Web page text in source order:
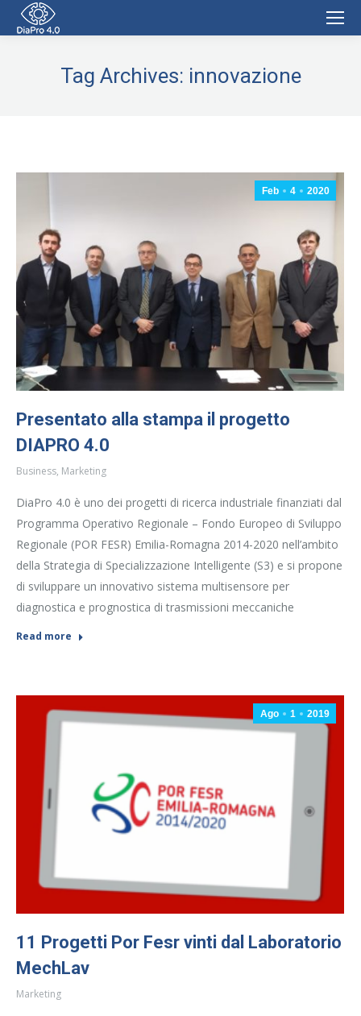
Tag Archives: innovazione
Feb 4 2020
Presentato alla stampa il progetto
DIAPRO 4.0
Business, Marketing
DiaPro 4.0 è uno dei progetti di ricerca industriale finanziati dal
Programma Operativo Regionale – Fondo Europeo di Sviluppo
Regionale (POR FESR) Emilia-Romagna 2014-2020 nell’ambito
della Strategia di Specializzazione Intelligente (S3) e si propone
di sviluppare un innovativo sistema multisensore per
diagnostica e prognostica di trasmissioni meccaniche
Read more
Ago 1 2019
11 Progetti Por Fesr vinti dal Laboratorio
MechLav
Marketing